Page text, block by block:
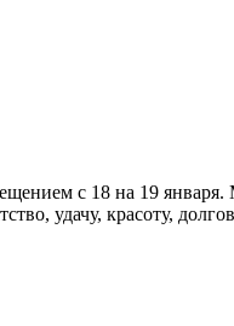
с 18 на 19 января.
удачу, красоту,